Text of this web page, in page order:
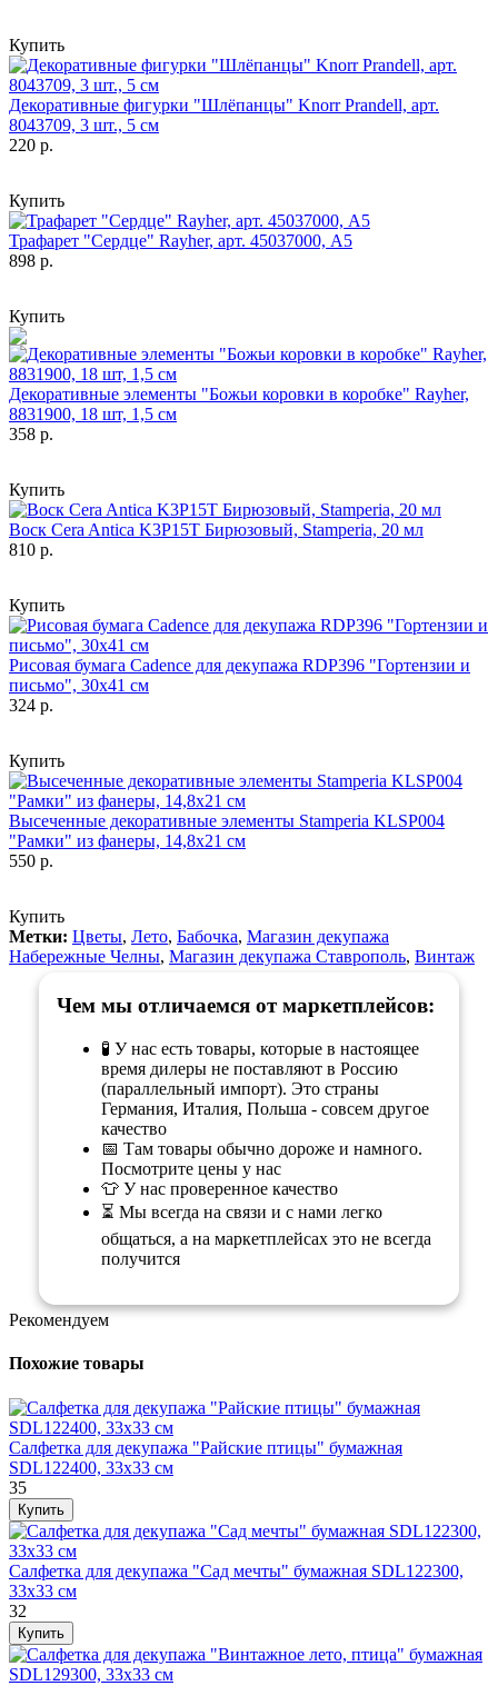
Купить
Декоративные фигурки "Шлёпанцы" Knorr Prandell, арт.
8043709, 3 шт., 5 см
220 р.
Купить
Трафарет "Сердце" Rayher, арт. 45037000, А5
898 р.
Купить
Декоративные элементы "Божьи коровки в коробке" Rayher,
8831900, 18 шт, 1,5 см
358 р.
Купить
Воск Cera Antica K3P15T Бирюзовый, Stamperia, 20 мл
810 р.
Купить
Рисовая бумага Cadence для декупажа RDP396 "Гортензии и
письмо", 30х41 см
324 р.
Купить
Высеченные декоративные элементы Stamperia KLSP004
"Рамки" из фанеры, 14,8х21 см
550 р.
Купить
Метки: Цветы, Лето, Бабочка, Магазин декупажа
Набережные Челны, Магазин декупажа Ставрополь, Винтаж
Чем мы отличаемся от маркетплейсов:
🧪 У нас есть товары, которые в настоящее
время дилеры не поставляют в Россию
(параллельный импорт). Это страны
Германия, Италия, Польша - совсем другое
качество
📅 Там товары обычно дороже и намного.
Посмотрите цены у нас
👕 У нас проверенное качество
⏳ Мы всегда на связи и с нами легко
общаться, а на маркетплейсах это не всегда
получится
Рекомендуем
Похожие товары
Салфетка для декупажа "Райские птицы" бумажная
SDL122400, 33х33 см
35
Салфетка для декупажа "Сад мечты" бумажная SDL122300,
33х33 см
32